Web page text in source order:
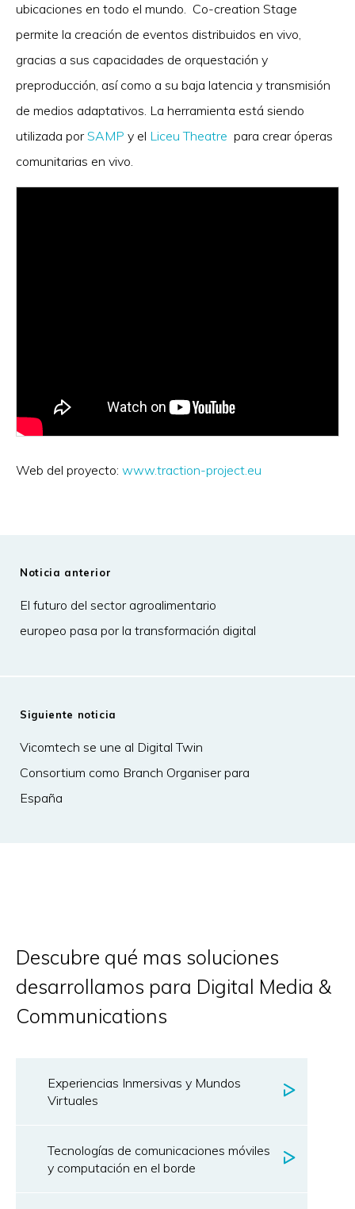
ubicaciones en todo el mundo. Co-creation Stage
permite la creación de eventos distribuidos en vivo,
gracias a sus capacidades de orquestación y
preproducción, así como a su baja latencia y transmisión
de medios adaptativos. La herramienta está siendo
utilizada por SAMP y el Liceu Theatre para crear óperas
comunitarias en vivo.
Web del proyecto: www.traction-project.eu
Noticia anterior
El futuro del sector agroalimentario
europeo pasa por la transformación digital
Siguiente noticia
Vicomtech se une al Digital Twin
Consortium como Branch Organiser para
España
Descubre qué mas soluciones
desarrollamos para Digital Media &
Communications
Experiencias Inmersivas y Mundos
Virtuales
Tecnologías de comunicaciones móviles
y computación en el borde